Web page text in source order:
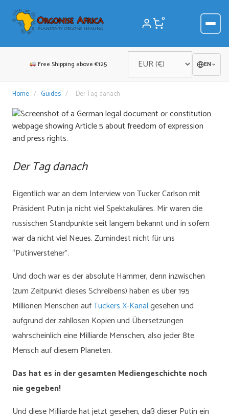
content
0
Free Shipping above €125 EN
Home / Guides / Der Tag danach
Der Tag danach
Eigentlich war an dem Interview von Tucker Carlson mit
Präsident Putin ja nicht viel Spektakuläres. Mir waren die
russischen Standpunkte seit langem bekannt und in sofern
war da nicht viel Neues. Zumindest nicht für uns
“Putinversteher”.
Und doch war es der absolute Hammer, denn inzwischen
(zum Zeitpunkt dieses Schreibens) haben es über 195
Millionen Menschen aufTuckers X-Kanalgesehen und
aufgrund der zahllosen Kopien und Übersetzungen
wahrscheinlich eine Milliarde Menschen, also jeder 8te
Mensch auf diesem Planeten.
Das hat es in der gesamten Mediengeschichte noch
nie gegeben!
Und diese Milliarde hat jetzt gesehen, daß dieser Putin ein